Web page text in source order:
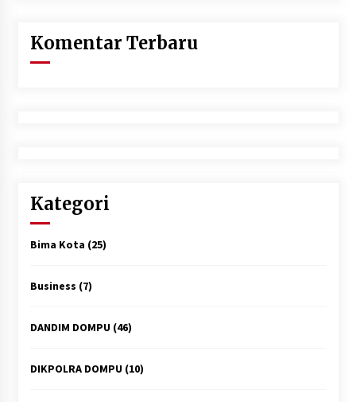
Komentar Terbaru
Kategori
Bima Kota (25)
Business (7)
DANDIM DOMPU(46)
DIKPOLRA DOMPU(10)